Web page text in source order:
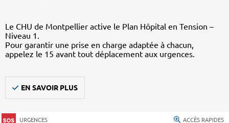
Le CHU de Montpellier active le Plan Hôpital en Tension –
Niveau 1.
Pour garantir une prise en charge adaptée à chacun,
appelez le 15 avant tout déplacement aux urgences.
EN SAVOIR PLUS
URGENCES ACCÈS RAPIDES